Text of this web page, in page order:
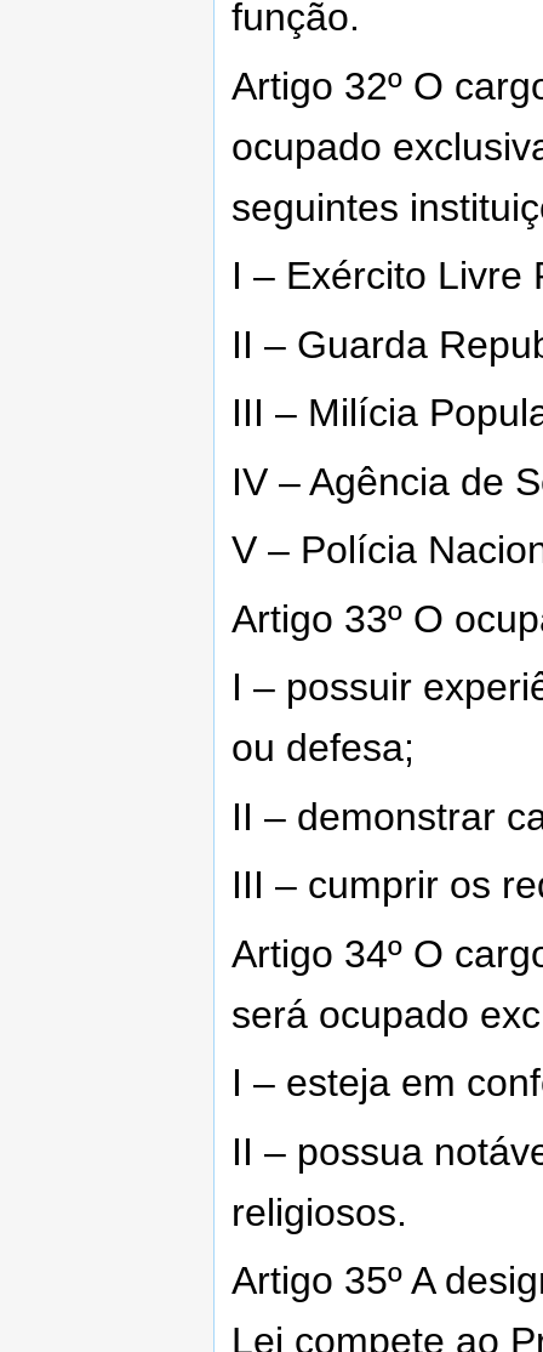
função.
Artigo 32º O
ocupado
seguintes
I – Exército Livre
II – Guarda
III – Milícia
IV – Agência de
V – Polícia
Artigo 33º O
I – possuir
ou defesa;
II – demonstrar
III – cumprir os
Artigo 34º O
será ocupado
I – esteja em
II – possua
religiosos.
Artigo 35º A
Lei compete ao